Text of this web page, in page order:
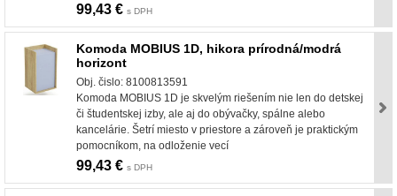
99,43 € s DPH
Komoda MOBIUS 1D, hikora prírodná/modrá
horizont
Obj. čislo: 8100813591
Komoda MOBIUS 1D je skvelým riešením nie len do detskej
či študentskej izby, ale aj do obývačky, spálne alebo
kancelárie. Šetrí miesto v priestore a zároveň je praktickým
pomocníkom, na odloženie vecí
99,43 € s DPH